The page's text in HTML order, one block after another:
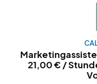
21,00 € /